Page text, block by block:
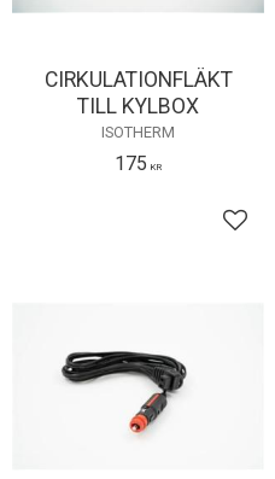
CIRKULATIONFLÄKT
TILL KYLBOX
ISOTHERM
175 KR